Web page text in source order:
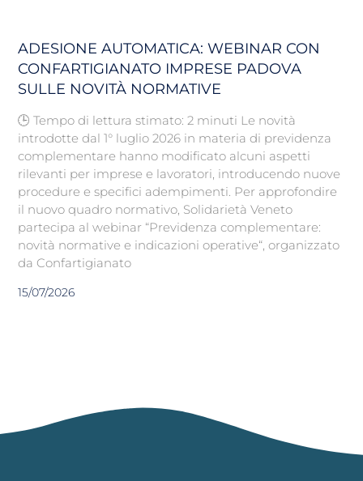
ADESIONE AUTOMATICA: WEBINAR CON
CONFARTIGIANATO IMPRESE PADOVA
SULLE NOVITÀ NORMATIVE
🕒 Tempo di lettura stimato: 2 minuti Le novità
introdotte dal 1° luglio 2026 in materia di previdenza
complementare hanno modificato alcuni aspetti
rilevanti per imprese e lavoratori, introducendo nuove
procedure e specifici adempimenti. Per approfondire
il nuovo quadro normativo, Solidarietà Veneto
partecipa al webinar “Previdenza complementare:
novità normative e indicazioni operative“, organizzato
da Confartigianato
15/07/2026